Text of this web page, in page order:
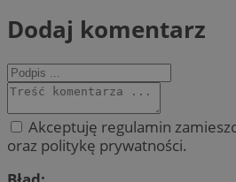
Dodaj komentarz
Akceptuję regulamin
oraz politykę prywatności.